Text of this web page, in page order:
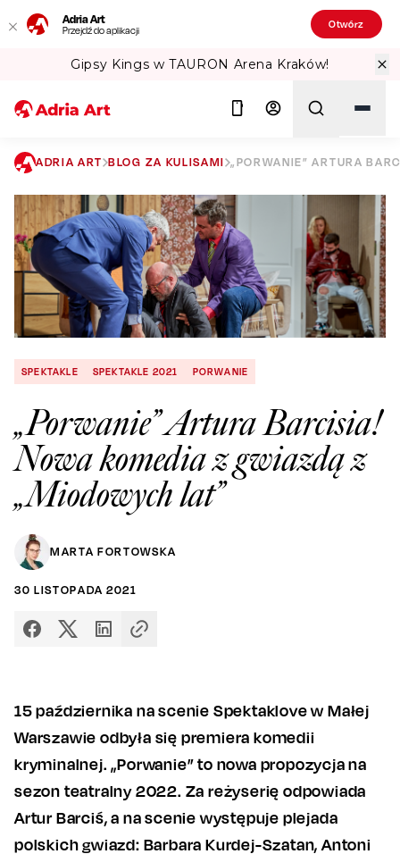
Adria Art
Przejdź do aplikacji Otwórz
Gipsy Kings w TAURON Arena Kraków!
Szukaj
ADRIA ART BLOG ZA KULISAMI „PORWANIE” ARTURA
SPEKTAKLE SPEKTAKLE 2021 PORWANIE
„Porwanie” Artura Barcisia!
Nowa komedia z gwiazdą z
„Miodowych lat”
MARTA FORTOWSKA
30 LISTOPADA 2021
15 października na scenie Spektaklove w Małej
Warszawie odbyła się premiera komedii
kryminalnej. „Porwanie” to nowa propozycja na
sezon teatralny 2022. Za reżyserię odpowiada
Artur Barciś, a na scenie występuje plejada
polskich gwiazd: Barbara Kurdej-Szatan, Antoni